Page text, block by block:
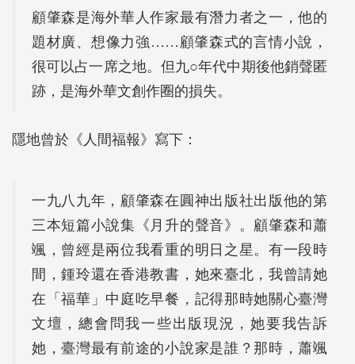
顧肇森是海外華人作家最有潛力者之一，他的
題材廣、想像力強……顧肇森式的言情小說，
很可以占一席之地。但九○年代中期後他銷聲匿
跡，是海外華文創作圈的損失。
隱地曾於《人間福報》寫下：
一九八九年，顧肇森在圓神出版社出版他的第
三本短篇小說集《月升的聲音》。顧肇森和蕭
颯，曾經是兩位我看重的明日之星。有一段時
間，鍾玲還在香港教書，她來臺北，我曾請她
在「福華」中庭吃早餐，記得那時她關心臺灣
文壇，總會問我一些出版現況，她要我告訴
她，臺灣最有前途的小說家是誰？那時，蕭颯